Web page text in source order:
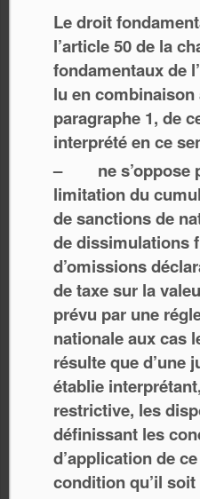
Le droit
l’article 50 de la
fondamentaux de
lu en combinaison
paragraphe 1, de
interprété en ce
– ne s’oppose
limitation du
de sanctions de
de dissimulations
d’omissions
de taxe sur la
prévu par une
nationale aux cas
résulte que d’une
établie
restrictive, les
définissant les
d’application de
condition qu’il